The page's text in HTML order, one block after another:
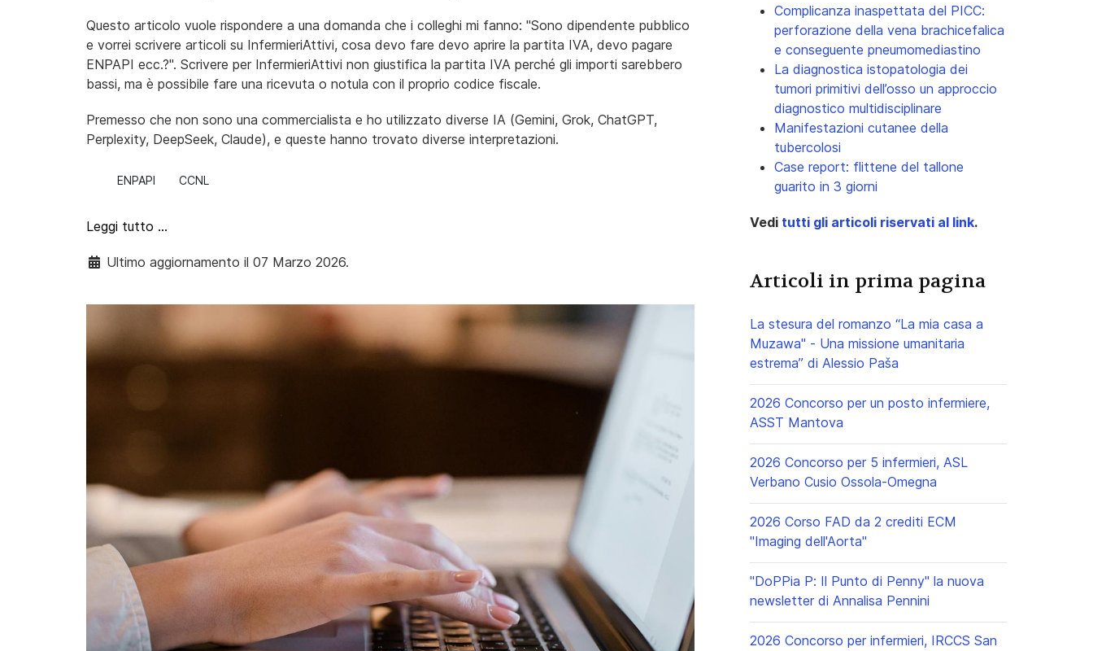
Questo articolo vuole rispondere a una domanda che i colleghi mi fanno: "Sono dipendente pubblico
e vorrei scrivere articoli su InfermieriAttivi, cosa devo fare devo aprire la partita IVA, devo pagare
ENPAPI ecc.?". Scrivere per InfermieriAttivi non giustifica la partita IVA perché gli importi sarebbero
bassi, ma è possibile fare una ricevuta o notula con il proprio codice fiscale.
Premesso che non sono una commercialista e ho utilizzato diverse IA (Gemini, Grok, ChatGPT,
Perplexity, DeepSeek, Claude), e queste hanno trovato diverse interpretazioni.
ENPAPI CCNL
Leggi tutto …
Ultimo aggiornamento il 07 Marzo 2026.
Complicanza inaspettata del PICC:
perforazione della vena brachicefalica
e conseguente pneumomediastino
La diagnostica istopatologia dei
tumori primitivi dell’osso un approccio
diagnostico multidisciplinare
Manifestazioni cutanee della
tubercolosi
Case report: flittene del tallone
guarito in 3 giorni
Vedi tutti gli articoli riservati al link.
Articoli in prima pagina
La stesura del romanzo “La mia casa a
Muzawa" - Una missione umanitaria
estrema” di Alessio Paša
2026 Concorso per un posto infermiere,
ASST Mantova
2026 Concorso per 5 infermieri, ASL
Verbano Cusio Ossola-Omegna
2026 Corso FAD da 2 crediti ECM
"Imaging dell'Aorta"
"DoPPia P: Il Punto di Penny" la nuova
newsletter di Annalisa Pennini
2026 Concorso per infermieri, IRCCS San